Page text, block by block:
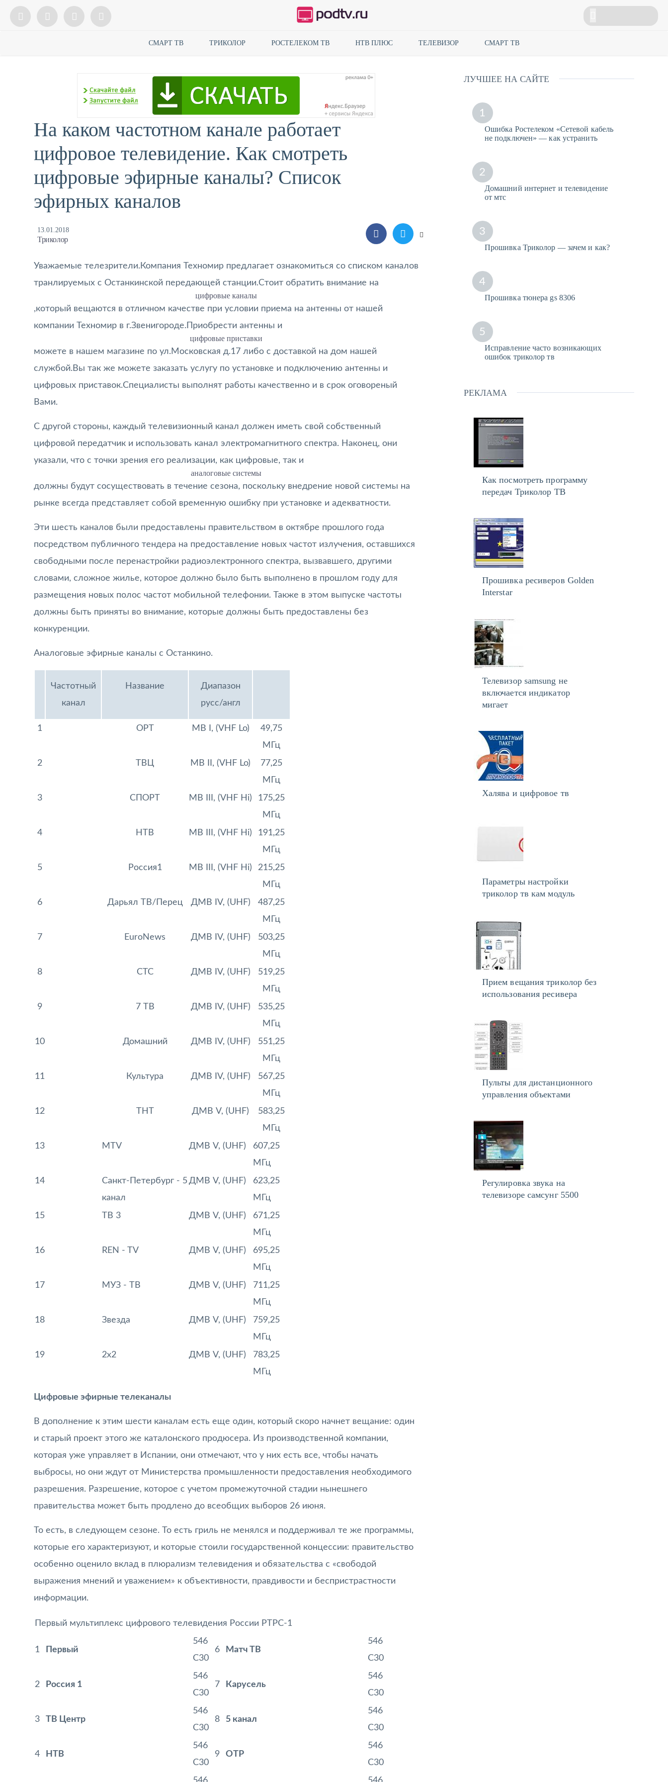
СМАРТ ТВ ТРИКОЛОР РОСТЕЛЕКОМ ТВ НТВ ПЛЮС ТЕЛЕВИЗОР СМАРТ ТВ
На каком частотном канале работает
цифровое телевидение. Как смотреть
цифровые эфирные каналы? Список
эфирных каналов
13.01.2018
Триколор
Уважаемые телезрители.Компания Техномир предлагает ознакомиться со списком каналов
транлируемых с Останкинской передающей станции.Стоит обратить внимание на
цифровые каналы
,который вещаются в отличном качестве при условии приема на антенны от нашей
компании Техномир в г.Звенигороде.Приобрести антенны и
цифровые приставки
можете в нашем магазине по ул.Московская д.17 либо с доставкой на дом нашей
службой.Вы так же можете заказать услугу по установке и подключению антенны и
цифровых приставок.Специалисты выполнят работы качественно и в срок оговореный
Вами.
С другой стороны, каждый телевизионный канал должен иметь свой собственный
цифровой передатчик и использовать канал электромагнитного спектра. Наконец, они
указали, что с точки зрения его реализации, как цифровые, так и
аналоговые системы
должны будут сосуществовать в течение сезона, поскольку внедрение новой системы на
рынке всегда представляет собой временную ошибку при установке и адекватности.
Эти шесть каналов были предоставлены правительством в октябре прошлого года
посредством публичного тендера на предоставление новых частот излучения, оставшихся
свободными после перенастройки радиоэлектронного спектра, вызвавшего, другими
словами, сложное жилье, которое должно было быть выполнено в прошлом году для
размещения новых полос частот мобильной телефонии. Также в этом выпуске частоты
должны быть приняты во внимание, которые должны быть предоставлены без
конкуренции.
Аналоговые эфирные каналы с Останкино.
Частотный
канал
Название
Диапазон
русс/англ
1 ОРТ МВ I, (VHF Lo)
49,75
МГц
2
ТВЦ МВ II, (VHF Lo)
77,25
МГц
3
СПОРТ МВ III, (VHF Hi)
175,25
МГц
4
НТВ МВ III, (VHF Hi)
191,25
МГц
5
Россия1 МВ III, (VHF Hi)
215,25
МГц
6
Дарьял ТВ/Перец ДМВ IV, (UHF)
487,25
МГц
7
EuroNews ДМВ IV, (UHF)
503,25
МГц
8
СТС ДМВ IV, (UHF)
519,25
МГц
9
7 ТВ ДМВ IV, (UHF)
535,25
МГц
10
Домашний ДМВ IV, (UHF)
551,25
МГц
11
Культура ДМВ IV, (UHF)
567,25
МГц
12
ТНТ ДМВ V, (UHF)
583,25
МГц
13
MTV ДМВ V, (UHF)
607,25
МГц
14
Санкт-Петербург - 5
канал
ДМВ V, (UHF)
623,25
МГц
15
ТВ 3 ДМВ V, (UHF)
671,25
МГц
16
REN - TV ДМВ V, (UHF)
695,25
МГц
17
МУЗ - ТВ ДМВ V, (UHF)
711,25
МГц
18
Звезда ДМВ V, (UHF)
759,25
МГц
19
2х2 ДМВ V, (UHF)
783,25
МГц
Цифровые эфирные телеканалы
В дополнение к этим шести каналам есть еще один, который скоро начнет вещание: один
и старый проект этого же каталонского продюсера. Из производственной компании,
которая уже управляет в Испании, они отмечают, что у них есть все, чтобы начать
выбросы, но они ждут от Министерства промышленности предоставления необходимого
разрешения. Разрешение, которое с учетом промежуточной стадии нынешнего
правительства может быть продлено до всеобщих выборов 26 июня.
То есть, в следующем сезоне. То есть гриль не менялся и поддерживал те же программы,
которые его характеризуют, и которые стоили государственной концессии: правительство
особенно оценило вклад в плюрализм телевидения и обязательства с «свободой
выражения мнений и уважением» к объективности, правдивости и беспристрастности
информации.
Первый мультиплекс цифрового телевидения России РТРС-1
1 Первый
546
С30
6 Матч ТВ
546
С30
2 Россия 1
546
С30
7 Карусель
546
С30
3 ТВ Центр
546
С30
8 5 канал
546
С30
4 НТВ
546
С30
9 ОТР
546
С30
ЛУЧШЕЕ НА САЙТЕ
1
Ошибка Ростелеком «Сетевой кабель
не подключен» — как устранить
2
Домашний интернет и телевидение
от мтс
3
Прошивка Триколор — зачем и как?
4
Прошивка тюнера gs 8306
5
Исправление часто возникающих
ошибок триколор тв
РЕКЛАМА
Как посмотреть программу
передач Триколор ТВ
Прошивка ресиверов Golden
Interstar
Телевизор samsung не
включается индикатор
мигает
Халява и цифровое тв
Параметры настройки
триколор тв кам модуль
Прием вещания триколор без
использования ресивера
Пульты для дистанционного
управления объектами
Регулировка звука на
телевизоре самсунг 5500